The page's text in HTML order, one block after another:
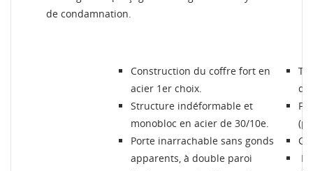
de condamnation.
Construction du coffre fort en
acier 1er choix.
Structure indéformable et
monobloc en acier de 30/10e.
Porte inarrachable sans gonds
apparents, à double paroi